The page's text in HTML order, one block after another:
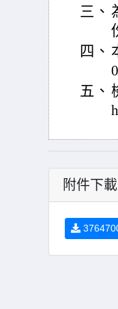
三、
四、
五、
附件下載